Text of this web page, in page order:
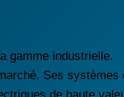
gamme industrielle.
Ses